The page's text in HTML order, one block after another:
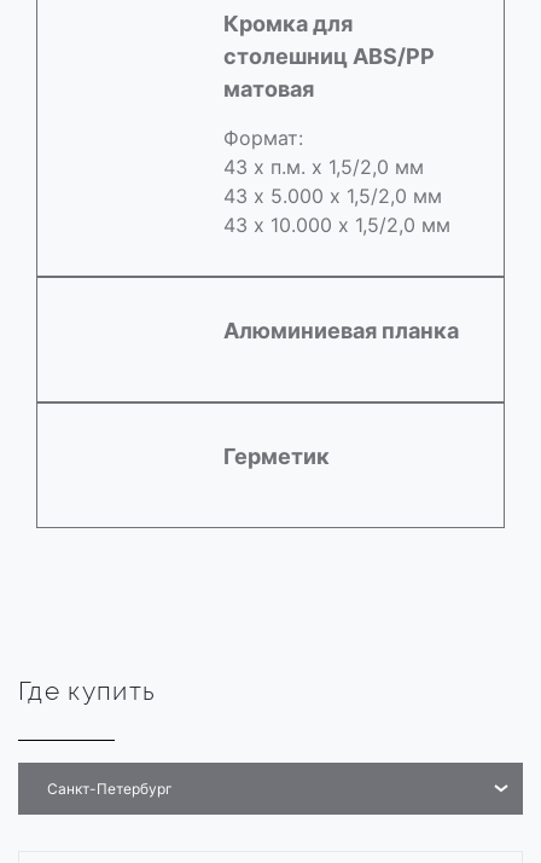
Кромка для
столешниц ABS/РР
матовая
Формат:
43 х п.м. х 1,5/2,0 мм
43 х 5.000 х 1,5/2,0 мм
43 х 10.000 х 1,5/2,0 мм
Алюминиевая планка
Герметик
Где купить
Санкт-Петербург